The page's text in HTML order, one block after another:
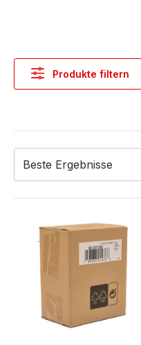
Produkte
Abdeckungen
Computer &
Industrie
Notebooks &
Smartphones
Tablets
Produkte filtern